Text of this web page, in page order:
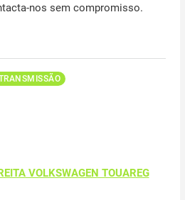
nos sem compromisso.
VOLKSWAGEN TOUAREG